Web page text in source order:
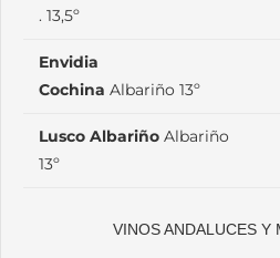
. 13,5º
Envidia
Cochina Albariño 13º
Lusco Albariño Albariño
13º
VINOS ANDALUCES Y